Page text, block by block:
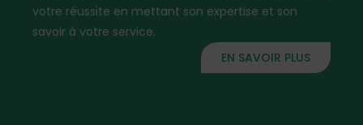
votre réussite en mettant son expertise et son
savoir à votre service.
EN SAVOIR PLUS